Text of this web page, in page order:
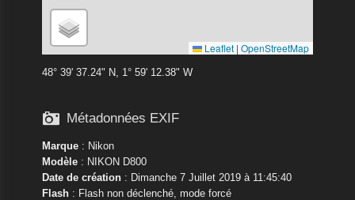
Leaflet | OpenStreetMap
48° 39' 37.24" N, 1° 59' 12.38" W
 Métadonnées EXIF
Marque: Nikon
Modèle: NIKON D800
Date de création: Dimanche 7 Juillet 2019 à 11:45:40
Flash: Flash non déclenché, mode forcé